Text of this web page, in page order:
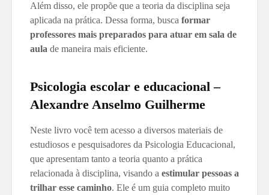
Além disso, ele propõe que a teoria da disciplina seja
aplicada na prática. Dessa forma, busca formar
professores mais preparados para atuar em sala de
aula de maneira mais eficiente.
Psicologia escolar e educacional –
Alexandre Anselmo Guilherme
Neste livro você tem acesso a diversos materiais de
estudiosos e pesquisadores da Psicologia Educacional,
que apresentam tanto a teoria quanto a prática
relacionada à disciplina, visando a estimular pessoas a
trilhar esse caminho. Ele é um guia completo muito